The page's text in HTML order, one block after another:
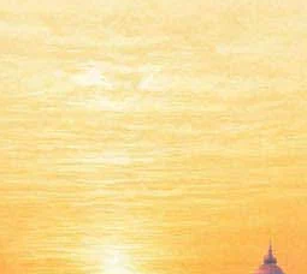
Показы
кино в России
для каждого
Версия для печати